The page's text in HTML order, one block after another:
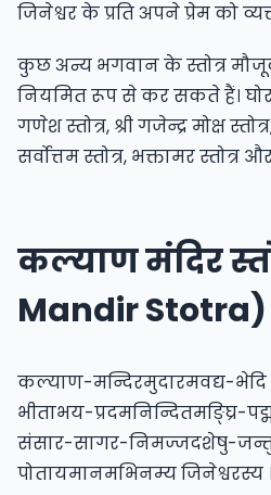
जिनेश्वर के प्रति अपने प्रेम को
कुछ अन्य भगवान के स्तोत्र
नियमित रूप से कर सकते हैं।
गणेश स्तोत्र, श्री गजेन्द्र मोक्ष स्तोत्र
सर्वोत्तम स्तोत्र, भक्तामर स्तोत्र
कल्याण मंदिर
Mandir Stotra)
कल्याण-मन्दिरमुदारमवद्य-भेदि
भीताभय-प्रदमनिन्दितमङ्घ्रि-
संसार-सागर-निमज्जदशेषु-
पोतायमानमभिनम्य जिनेश्वरस्य